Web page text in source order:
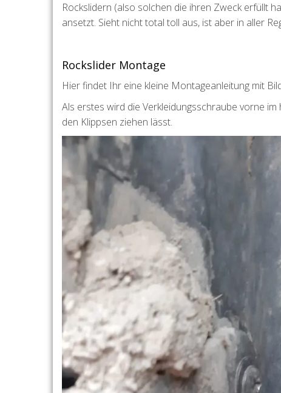
Rockslidern (also solchen die ihren Zweck erfüllt
ansetzt. Sieht nicht total toll aus, ist aber in aller
Rockslider Montage
Hier findet Ihr eine kleine Montageanleitung mit
Als erstes wird die Verkleidungsschraube vorne
den Klippsen ziehen lässt.